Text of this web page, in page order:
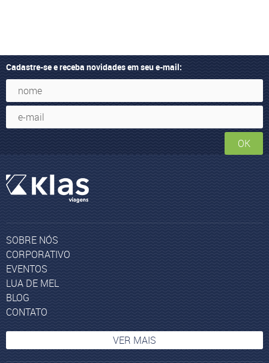
Cadastre-se e receba novidades em seu e-mail:
OK
SOBRE NÓS
CORPORATIVO
EVENTOS
LUA DE MEL
BLOG
CONTATO
VER MAIS